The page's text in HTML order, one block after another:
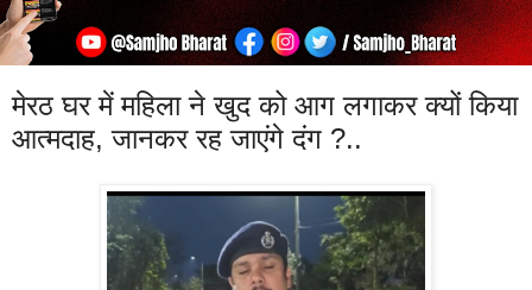
मेरठ घर में महिला ने खुद को आग लगाकर क्यों किया
आत्मदाह, जानकर रह जाएंगे दंग ?..